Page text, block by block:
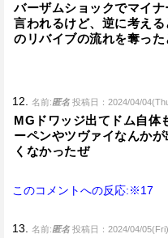
バーザムショックでマイ
言われるけど、逆に考え
のリバイブの流れを奪っ
12. 名前:匿名 投稿日：2024/04/
MGドワッジ出てドム自体
ーペンやツヴァイなんか
くなかったぜ
このコメントへの反応:※17
13. 名前:匿名 投稿日：2024/04/